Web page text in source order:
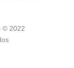
© 2022